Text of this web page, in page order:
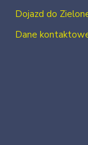
Dojazd do
Dane